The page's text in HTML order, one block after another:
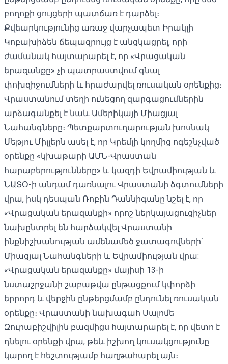
բողոքի ցույցերի պատճառ է դարձել։
Քվեարկությունից առաջ վարչապետ Իրակլի
Կոբախիձեն ճեպազրույց է անցկացրել, որի
ժամանակ հայտարարել է, որ «Վրացական
երազանքը» չի պատրաստվում գնալ
փոխզիջումների և հրաժարվել ռուսական օրենքից։
Վրաստանում տեղի ունեցող զարգացումներին
արձագանքել է նաև Ամերիկայի Միացյալ
Նահանգները։ Պետքարտուղարության խոսնակ
Մեթյու Միլլերն ասել է, որ Կրեմլի կողմից ոգեշնչված
օրենքը «կխաթարի ԱՄՆ-Վրաստան
հարաբերությունները» և կազդի Եվրամիության և
ՆԱՏՕ-ի անդամ դառնալու Վրաստանի ձգտումների
վրա, իսկ դեսպան Ռոբին Դաննիգանը նշել է, որ
«Վրացական երազանքի» որոշ ներկայացուցիչներ
նախընտրել են հարձակվել Վրաստանի
ինքնիշխանության ամենամեծ ջատագովների՝
Միացյալ Նահանգների և Եվրամիության վրա:
«Վրացական երազանքը» մայիսի 13-ի
նստաշրջանի շաբաթվա ընթացքում կփորձի
երրորդ և վերջին ընթերցմամբ ընդունել ռուսական
օրենքը։ Վրաստանի նախագահ Սալոմե
Զուրաբիշվիլին բազմիցս հայտարարել է, որ վետո է
դնելու օրենքի վրա, թեև իշխող կուսակցությունը
կարող է հեշտությամբ հաղթահարել այն։